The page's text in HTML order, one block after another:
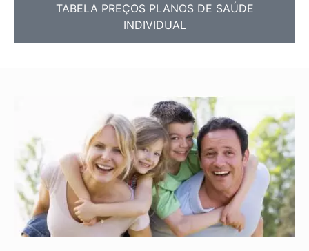
TABELA PREÇOS PLANOS DE SAÚDE
INDIVIDUAL